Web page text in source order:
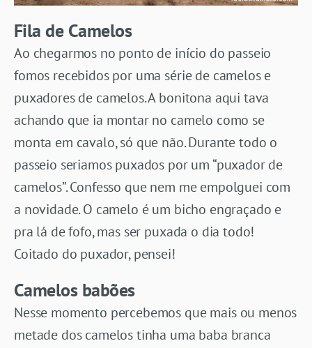
Fila de Camelos
Ao chegarmos no ponto de início do passeio
fomos recebidos por uma série de camelos e
puxadores de camelos. A bonitona aqui tava
achando que ia montar no camelo como se
monta em cavalo, só que não. Durante todo o
passeio seriamos puxados por um “puxador de
camelos”. Confesso que nem me empolguei com
a novidade. O camelo é um bicho engraçado e
pra lá de fofo, mas ser puxada o dia todo!
Coitado do puxador, pensei!
Camelos babões
Nesse momento percebemos que mais ou menos
metade dos camelos tinha uma baba branca